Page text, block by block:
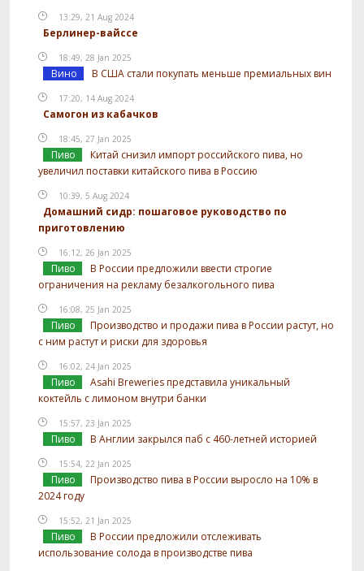
13:29, 21 Aug 2024
Берлинер-вайссе
18:49, 28 Jan 2025
Вино В США стали покупать меньше премиальных вин
17:20, 14 Aug 2024
Самогон из кабачков
18:45, 27 Jan 2025
Пиво
Китай снизил импорт российского пива, но
увеличил поставки китайского пива в Россию
10:39, 5 Aug 2024
Домашний сидр: пошаговое руководство по
приготовлению
16:12, 26 Jan 2025
Пиво
В России предложили ввести строгие
ограничения на рекламу безалкогольного пива
16:08, 25 Jan 2025
Пиво
Производство и продажи пива в России растут, но
с ним растут и риски для здоровья
16:02, 24 Jan 2025
Пиво
Asahi Breweries представила уникальный
коктейль с лимоном внутри банки
15:57, 23 Jan 2025
Пиво В Англии закрылся паб с 460-летней историей
15:54, 22 Jan 2025
Пиво
Производство пива в России выросло на 10% в
2024 году
15:52, 21 Jan 2025
Пиво
В России предложили отслеживать
использование солода в производстве пива